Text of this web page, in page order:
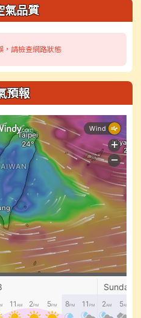
氣品質
請檢查網路狀態
預報